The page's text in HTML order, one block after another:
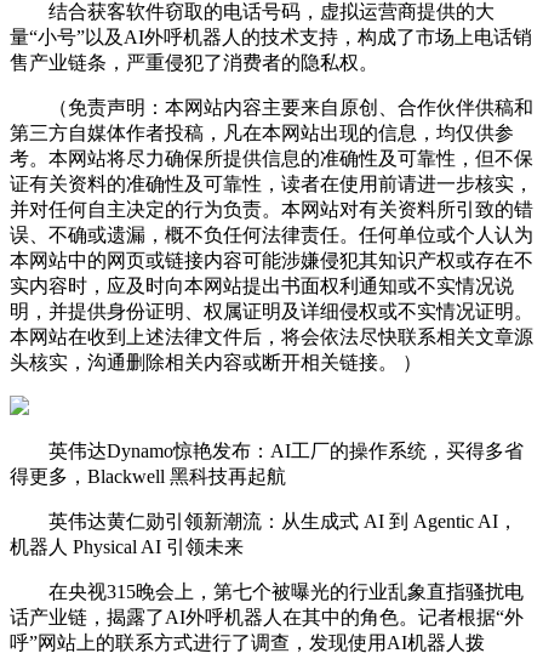
结合获客软件窃取的电话号码，虚拟运营商提供的大
量“小号”以及AI外呼机器人的技术支持，构成了市场上电话销
售产业链条，严重侵犯了消费者的隐私权。
（免责声明：本网站内容主要来自原创、合作伙伴供稿和
第三方自媒体作者投稿，凡在本网站出现的信息，均仅供参
考。本网站将尽力确保所提供信息的准确性及可靠性，但不保
证有关资料的准确性及可靠性，读者在使用前请进一步核实，
并对任何自主决定的行为负责。本网站对有关资料所引致的错
误、不确或遗漏，概不负任何法律责任。任何单位或个人认为
本网站中的网页或链接内容可能涉嫌侵犯其知识产权或存在不
实内容时，应及时向本网站提出书面权利通知或不实情况说
明，并提供身份证明、权属证明及详细侵权或不实情况证明。
本网站在收到上述法律文件后，将会依法尽快联系相关文章源
头核实，沟通删除相关内容或断开相关链接。 ）
英伟达Dynamo惊艳发布：AI工厂的操作系统，买得多省
得更多，Blackwell 黑科技再起航
英伟达黄仁勋引领新潮流：从生成式 AI 到 Agentic AI，
机器人 Physical AI 引领未来
在央视315晚会上，第七个被曝光的行业乱象直指骚扰电
话产业链，揭露了AI外呼机器人在其中的角色。记者根据“外
呼”网站上的联系方式进行了调查，发现使用AI机器人拨